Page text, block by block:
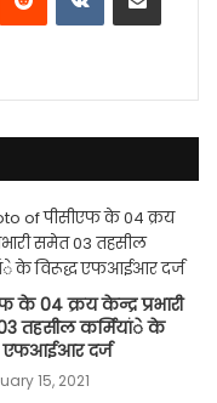
के 04 क्रय केन्द्र प्रभारी
तहसील कर्मियांे के
एफआईआर दर्ज
15, 2021